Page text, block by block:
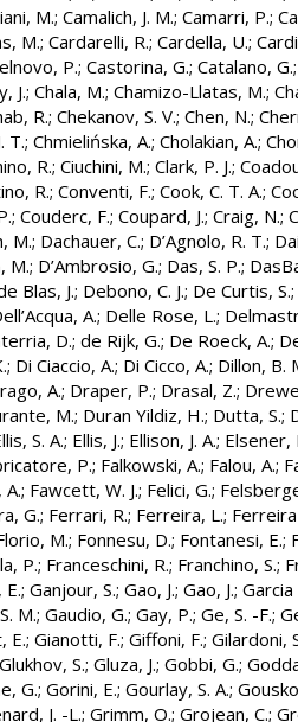
M.; Camalich, J. M.; Camarri, P.;
M.; Cardarelli, R.; Cardella, U.;
P.; Castorina, G.; Catalano, G.
J.; Chala, M.; Chamizo-Llatas, M.;
R.; Chekanov, S. V.; Chen, N.;
T.; Chmielińska, A.; Cholakian, A.;
R.; Ciuchini, M.; Clark, P. J.;
R.; Conventi, F.; Cook, C. T. A.;
; Couderc, F.; Coupard, J.; Craig, N.;
M.; Dachauer, C.; D’Agnolo, R. T.;
M.; D’Ambrosio, G.; Das, S. P.;
Blas, J.; Debono, C. J.; De Curtis, S.;
A.; Delle Rose, L.;
D.; de Rijk, G.; De Roeck, A.;
; Di Ciaccio, A.; Di Cicco, A.; Dillon, B.
A.; Draper, P.; Drasal, Z.;
M.; Duran Yildiz, H.; Dutta, S.;
S. A.; Ellis, J.; Ellison, J. A.; Elsener,
P.; Falkowski, A.; Falou, A.;
A.; Fawcett, W. J.; Felici, G.;
G.; Ferrari, R.; Ferreira, L.;
M.; Fonnesu, D.; Fontanesi, E.;
P.; Franceschini, R.; Franchino, S.;
E.; Ganjour, S.; Gao, J.; Gao, J.; Garcia
M.; Gaudio, G.; Gay, P.; Ge, S. -F.;
E.; Gianotti, F.; Giffoni, F.; Gilardoni,
Glukhov, S.; Gluza, J.; Gobbi, G.;
G.; Gorini, E.; Gourlay, S. A.;
J. -L.; Grimm, O.; Grojean, C.;